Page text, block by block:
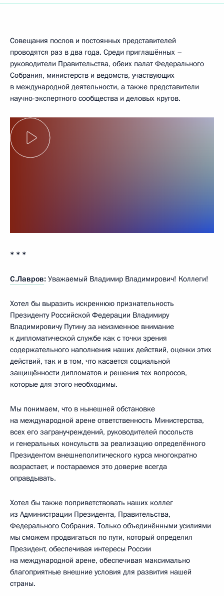
Совещания послов и постоянных представителей
проводятся раз в два года. Среди приглашённых –
руководители Правительства, обеих палат Федерального
Собрания, министерств и ведомств, участвующих
в международной деятельности, а также представители
научно-экспертного сообщества и деловых кругов.
* * *
С.Лавров: Уважаемый Владимир Владимирович! Коллеги!
Хотел бы выразить искреннюю признательность
Президенту Российской Федерации Владимиру
Владимировичу Путину за неизменное внимание
к дипломатической службе как с точки зрения
содержательного наполнения наших действий, оценки этих
действий, так и в том, что касается социальной
защищённости дипломатов и решения тех вопросов,
которые для этого необходимы.
Мы понимаем, что в нынешней обстановке
на международной арене ответственность Министерства,
всех его загранучреждений, руководителей посольств
и генеральных консульств за реализацию определённого
Президентом внешнеполитического курса многократно
возрастает, и постараемся это доверие всегда
оправдывать.
Хотел бы также поприветствовать наших коллег
из Администрации Президента, Правительства,
Федерального Собрания. Только объединёнными усилиями
мы сможем продвигаться по пути, который определил
Президент, обеспечивая интересы России
на международной арене, обеспечивая максимально
благоприятные внешние условия для развития нашей
страны.